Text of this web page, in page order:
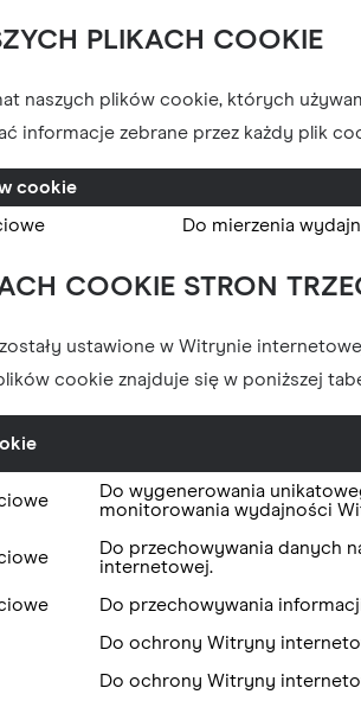
PLIKACH COOKIE
naszych plików cookie, których
informacje zebrane przez każdy plik
cookie
Do mierzenia
COOKIE STRON
ustawione w Witrynie
cookie znajduje się w poniższej
Do wygenerowania
monitorowania wydajności
Do przechowywania danych
internetowej.
Do przechowywania
Do ochrony Witryny
Do ochrony Witryny